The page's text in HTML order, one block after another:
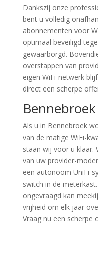
Dankszij onze
bent u volledig
abonnementen voor
optimaal beveiligd
gewaarborgd.
overstappen van
eigen WiFi-netwerk
direct een scherpe
Bennebroek
Als u in Bennebroek
van de matige WiFi-
staan wij voor u klaar.
van uw provider-
een autonoom UniFi-
switch in de
ongevraagd kan
vrijheid om elk jaar
Vraag nu een scherpe